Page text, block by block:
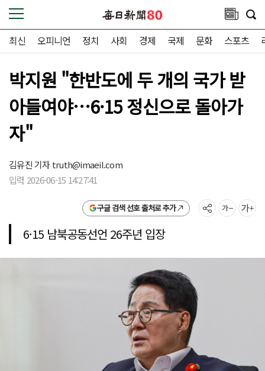
최신 오피니언 정치 사회 경제 국제 문화 스포츠
박지원 "한반도에 두 개의 국가 받
아들여야…6·15 정신으로 돌아가
자"
김유진 기자truth@imaeil.com
입력 2026-06-15 14:27:41
구글 검색 선호 출처로 추가
6·15 남북공동선언 26주년 입장